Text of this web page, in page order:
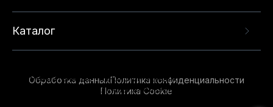
Каталог
Обработка данныхПолитика конфиденциальности
Политика Cookie
рекомендательные технологии в целях
предоставления вам лучшего пользовательского